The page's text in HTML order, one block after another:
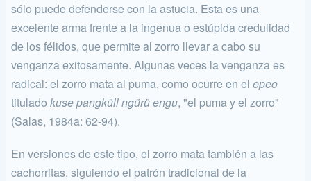
sólo puede defenderse con la astucia. Esta es una
excelente arma frente a la ingenua o estúpida credulidad
de los félidos, que per­mite al zorro llevar a cabo su
venganza exitosamente. Algunas veces la venganza es
radical: el zorro mata al puma, como ocurre en el epeo
titulado kuse pangküll ngürü engu, "el puma y el zorro"
(Salas, 1984a: 62-94).
En versiones de este tipo, el zorro mata también a las
cachorritas, siguiendo el patrón tradicional de la